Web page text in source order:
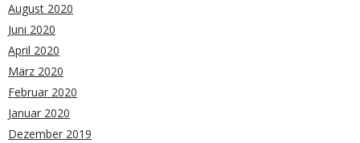
August 2020
Juni 2020
April 2020
März 2020
Februar 2020
Januar 2020
Dezember 2019